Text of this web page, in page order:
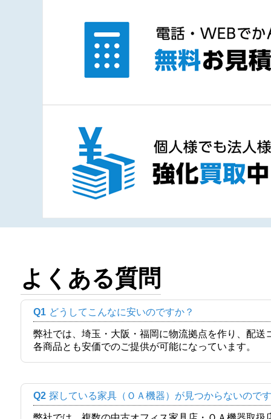
よくある質問
Q1 どうしてこんなに安いのですか？
弊社では、埼玉・大阪・福岡に物流拠点を作り、配
各商品とも安価でのご提供が可能になっています。
Q2 探している家具（ＯＡ機器）が見つからないので